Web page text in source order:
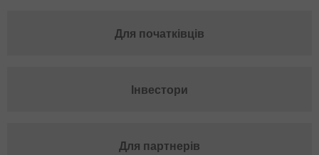
Для початківців
Інвестори
Для партнерів